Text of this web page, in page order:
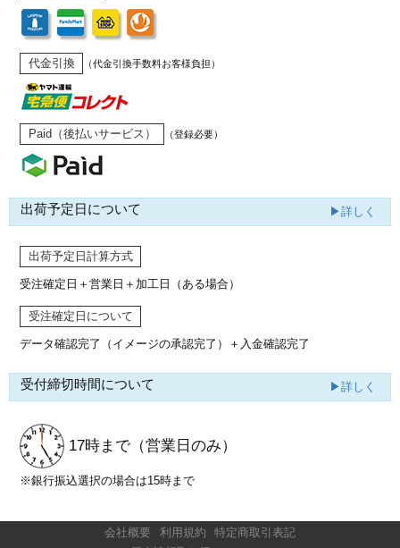
代金引換 （代金引換手数料お客様負担）
Paid（後払いサービス） （登録必要）
出荷予定日について ▶詳しく
出荷予定日計算方式
受注確定日＋営業日＋加工日（ある場合）
受注確定日について
データ確認完了（イメージの承認完了） ＋入金確認完了
受付締切時間について ▶詳しく
17時まで （営業日のみ）
※銀行振込選択の場合は15時まで
会社概要 利用規約
特定商取引表記